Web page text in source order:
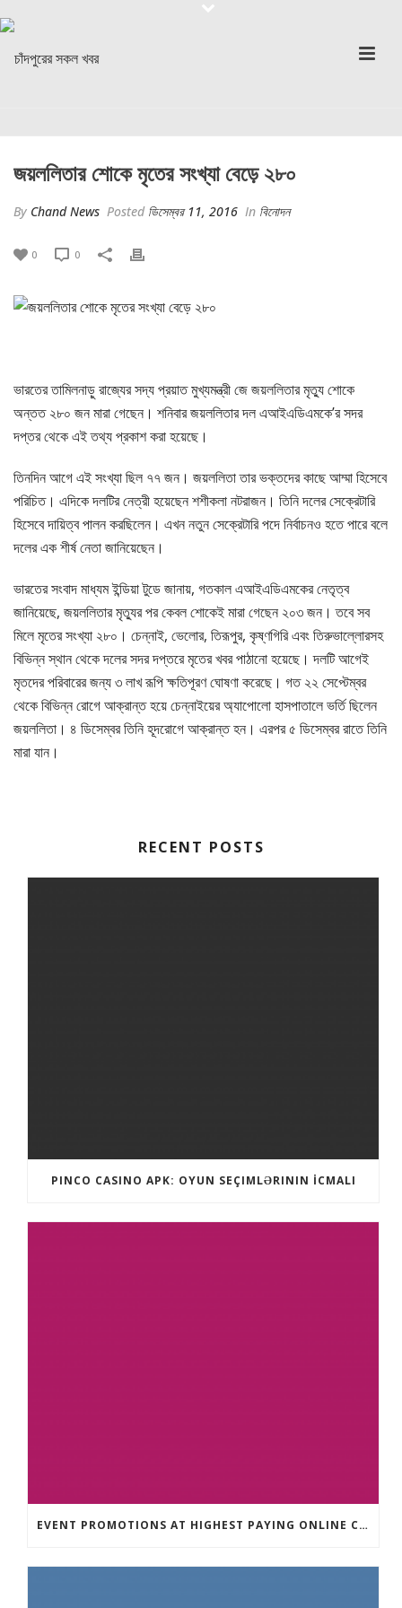
জয়ললিতার শোকে মৃতের সংখ্যা বেড়ে ২৮০
By Chand News Posted ডিসেম্বর 11, 2016 In বিনোদন
0 0
ভারতের তামিলনাড়ু রাজ্যের সদ্য প্রয়াত মুখ্যমন্ত্রী জে জয়ললিতার মৃত্যু শোকে
অন্তত ২৮০ জন মারা গেছেন। শনিবার জয়ললিতার দল এআইএডিএমকে’র সদর
দপ্তর থেকে এই তথ্য প্রকাশ করা হয়েছে।
তিনদিন আগে এই সংখ্যা ছিল ৭৭ জন। জয়ললিতা তার ভক্তদের কাছে আম্মা হিসেবে
পরিচিত। এদিকে দলটির নেত্রী হয়েছেন শশীকলা নটরাজন। তিনি দলের সেক্রেটারি
হিসেবে দায়িত্ব পালন করছিলেন। এখন নতুন সেক্রেটারি পদে নির্বাচনও হতে পারে বলে
দলের এক শীর্ষ নেতা জানিয়েছেন।
ভারতের সংবাদ মাধ্যম ইন্ডিয়া টুডে জানায়, গতকাল এআইএডিএমকের নেতৃত্ব
জানিয়েছে, জয়ললিতার মৃত্যুর পর কেবল শোকেই মারা গেছেন ২০৩ জন। তবে সব
মিলে মৃতের সংখ্যা ২৮০। চেন্নাই, ভেলোর, তিরূপুর, কৃষ্ণগিরি এবং তিরুভাল্লোরসহ
বিভিন্ন স্থান থেকে দলের সদর দপ্তরে মৃতের খবর পাঠানো হয়েছে। দলটি আগেই
মৃতদের পরিবারের জন্য ৩ লাখ রূপি ক্ষতিপূরণ ঘোষণা করেছে। গত ২২ সেপ্টেম্বর
থেকে বিভিন্ন রোগে আক্রান্ত হয়ে চেন্নাইয়ের অ্যাপোলো হাসপাতালে ভর্তি ছিলেন
জয়ললিতা। ৪ ডিসেম্বর তিনি হূদরোগে আক্রান্ত হন। এরপর ৫ ডিসেম্বর রাতে তিনি
মারা যান।
RECENT POSTS
PINCO CASINO APK: OYUN SEÇIMLƏRININ İCMALI
EVENT PROMOTIONS AT HIGHEST PAYING ONLINE CASINOS WITH BEST RTP